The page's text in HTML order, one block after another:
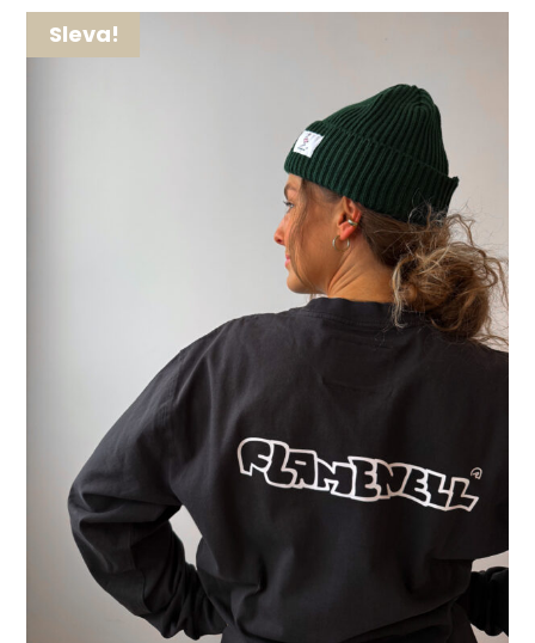
Sleva!